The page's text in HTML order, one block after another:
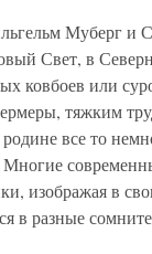
Муберг и
Свет, в
ковбоев или
тяжким
все то
изображая в
в разные